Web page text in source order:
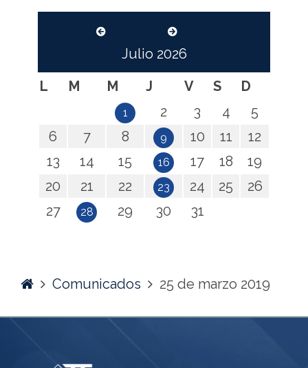
Julio 2026
L
M M J V S D
1 2 3 4
5
6
7 8 9 10 11
12
13
14 15 16 17 18
19
20
21 22 23 24 25
26
27
28 29 30 31
HomeComunicados 25 de marzo 2019